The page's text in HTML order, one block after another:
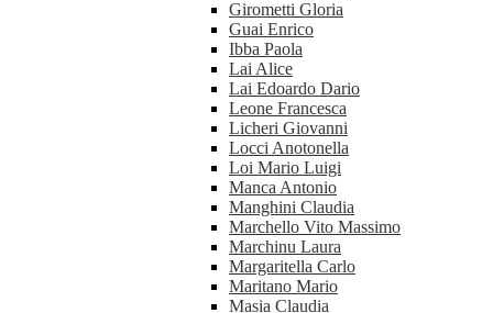
Girometti Gloria
Guai Enrico
Ibba Paola
Lai Alice
Lai Edoardo Dario
Leone Francesca
Licheri Giovanni
Locci Anotonella
Loi Mario Luigi
Manca Antonio
Manghini Claudia
Marchello Vito Massimo
Marchinu Laura
Margaritella Carlo
Maritano Mario
Masia Claudia